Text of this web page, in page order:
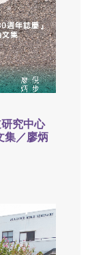
究中心
集／廖炳